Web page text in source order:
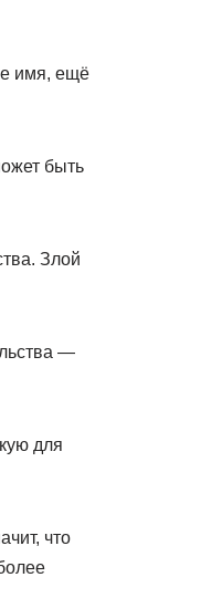
имя, ещё
быть
Злой
—
для
что